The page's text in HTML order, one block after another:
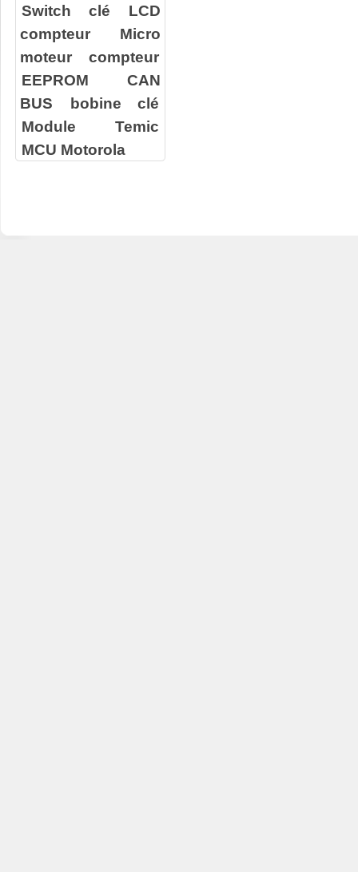
Switch clé
LCD
compteur
Micro
moteur compteur
EEPROM
CAN
BUS
bobine clé
Module Temic
MCU Motorola